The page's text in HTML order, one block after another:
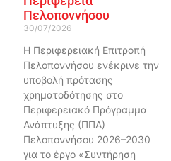
Πελοποννήσου
30/07/2026
Η Περιφερειακή Επιτροπή
Πελοποννήσου ενέκρινε την
υποβολή πρότασης
χρηματοδότησης στο
Περιφερειακό Πρόγραμμα
Ανάπτυξης (ΠΠΑ)
Πελοποννήσου 2026–2030
για το έργο «Συντήρηση